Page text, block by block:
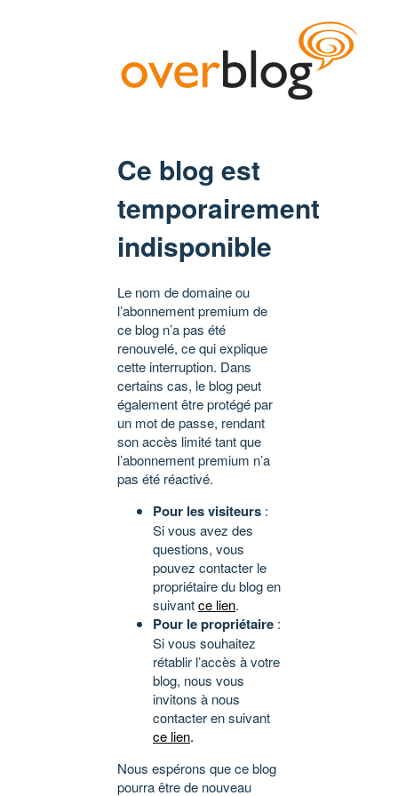
Ce blog est
temporairement
indisponible
Le nom de domaine ou
l’abonnement premium de
ce blog n’a pas été
renouvelé, ce qui explique
cette interruption. Dans
certains cas, le blog peut
également être protégé par
un mot de passe, rendant
son accès limité tant que
l’abonnement premium n’a
pas été réactivé.
Pour les visiteurs :
Si vous avez des
questions, vous
pouvez contacter le
propriétaire du blog en
suivantce lien.
Pour le propriétaire :
Si vous souhaitez
rétablir l’accès à votre
blog, nous vous
invitons à nous
contacter en suivant
ce lien.
Nous espérons que ce blog
pourra être de nouveau